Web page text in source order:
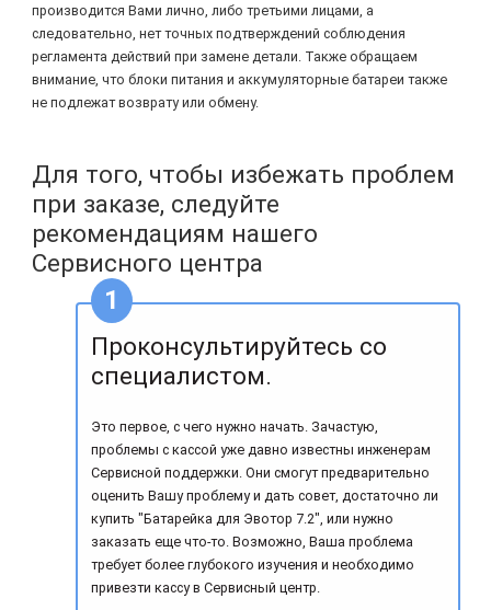
производится Вами лично, либо третьими лицами, а
следовательно, нет точных подтверждений соблюдения
регламента действий при замене детали. Также обращаем
внимание, что блоки питания и аккумуляторные батареи также
не подлежат возврату или обмену.
Для того, чтобы избежать проблем
при заказе, следуйте
рекомендациям нашего
Сервисного центра
Проконсультируйтесь со
специалистом.
Это первое, с чего нужно начать. Зачастую,
проблемы с кассой уже давно известны инженерам
Сервисной поддержки. Они смогут предварительно
оценить Вашу проблему и дать совет, достаточно ли
купить "Батарейка для Эвотор 7.2", или нужно
заказать еще что-то. Возможно, Ваша проблема
требует более глубокого изучения и необходимо
привезти кассу в Сервисный центр.